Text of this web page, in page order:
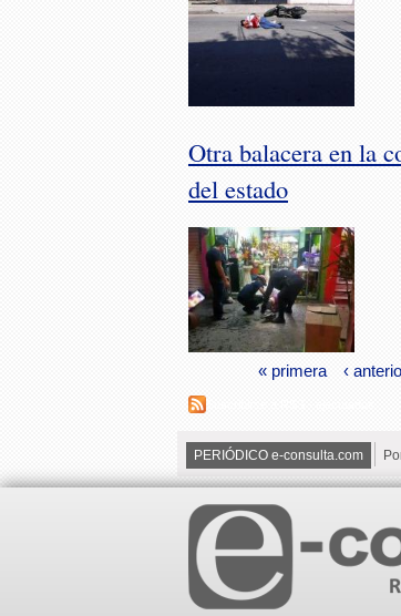
Otra balacera en la
del estado
« primera ‹
PERIÓDICO e-consulta.com